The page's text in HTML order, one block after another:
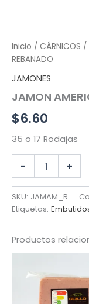
Inicio / CÁRNICOS /
REBANADO
JAMONES
JAMON
$6.60
35 o 17 Rodajas
-
AMERICANO
REBANADO
cantidad
+
SKU: JAMAM_R
Etiquetas:
Productos